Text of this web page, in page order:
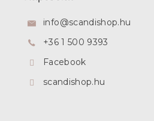
info@scandishop.hu
+36 1 500 9393
Facebook
scandishop.hu